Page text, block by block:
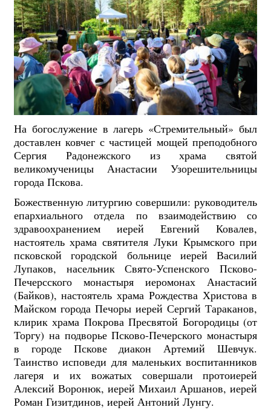
На богослужение в лагерь «Стремительный» был
доставлен ковчег с частицей мощей преподобного
Сергия Радонежского из храма святой
великомученицы Анастасии Узорешительницы
города Пскова.
Божественную литургию совершили: руководитель
епархиального отдела по взаимодействию со
здравоохранением иерей Евгений Ковалев,
настоятель храма святителя Луки Крымского при
псковской городской больнице иерей Василий
Лупаков, насельник Свято-Успенского Псково-
Печерсского монастыря иеромонах Анастасий
(Байков), настоятель храма Рождества Христова в
Майском города Печоры иерей Сергий Тараканов,
клирик храма Покрова Пресвятой Богородицы (от
Торгу) на подворье Псково-Печерского монастыря
в городе Пскове диакон Артемий Шевчук.
Таинство исповеди для маленьких воспитанников
лагеря и их вожатых совершали протоиерей
Алексий Воронюк, иерей Михаил Аршанов, иерей
Роман Гизитдинов, иерей Антоний Лунгу.